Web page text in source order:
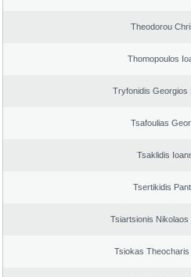
Theodorou
Thomopoulos
Tryfonidis Georgios
Tsafoulias
Tsaklidis
Tsertikidis
Tsiartsionis Nikolaos
Tsiokas